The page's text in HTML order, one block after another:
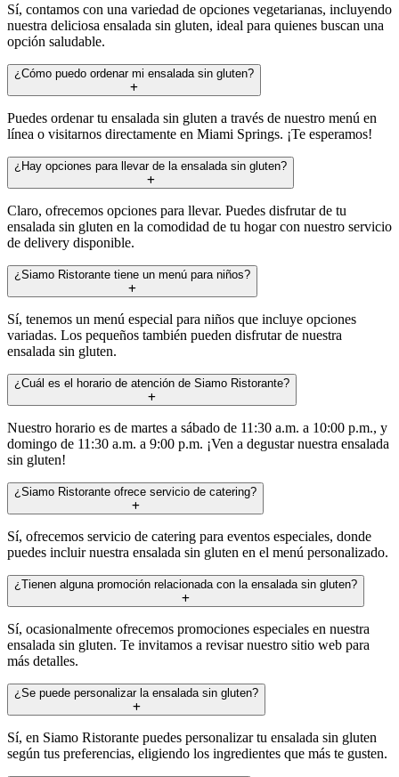
Sí, contamos con una variedad de opciones vegetarianas, incluyendo
nuestra deliciosa ensalada sin gluten, ideal para quienes buscan una
opción saludable.
¿Cómo puedo ordenar mi ensalada sin gluten?
Puedes ordenar tu ensalada sin gluten a través de nuestro menú en
línea o visitarnos directamente en Miami Springs. ¡Te esperamos!
¿Hay opciones para llevar de la ensalada sin gluten?
Claro, ofrecemos opciones para llevar. Puedes disfrutar de tu
ensalada sin gluten en la comodidad de tu hogar con nuestro servicio
de delivery disponible.
¿Siamo Ristorante tiene un menú para niños?
Sí, tenemos un menú especial para niños que incluye opciones
variadas. Los pequeños también pueden disfrutar de nuestra
ensalada sin gluten.
¿Cuál es el horario de atención de Siamo Ristorante?
Nuestro horario es de martes a sábado de 11:30 a.m. a 10:00 p.m., y
domingo de 11:30 a.m. a 9:00 p.m. ¡Ven a degustar nuestra ensalada
sin gluten!
¿Siamo Ristorante ofrece servicio de catering?
Sí, ofrecemos servicio de catering para eventos especiales, donde
puedes incluir nuestra ensalada sin gluten en el menú personalizado.
¿Tienen alguna promoción relacionada con la ensalada sin gluten?
Sí, ocasionalmente ofrecemos promociones especiales en nuestra
ensalada sin gluten. Te invitamos a revisar nuestro sitio web para
más detalles.
¿Se puede personalizar la ensalada sin gluten?
Sí, en Siamo Ristorante puedes personalizar tu ensalada sin gluten
según tus preferencias, eligiendo los ingredientes que más te gusten.